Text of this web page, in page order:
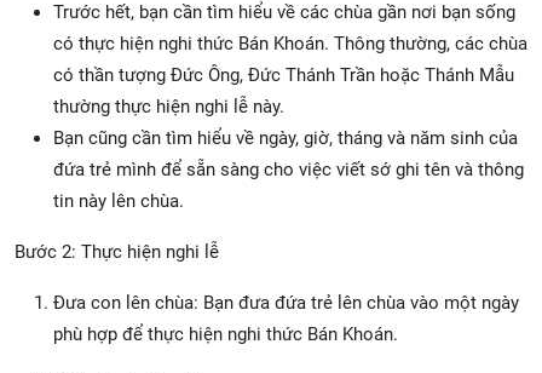
Trước hết, bạn cần tìm hiểu về các chùa gần nơi bạn sống
có thực hiện nghi thức Bán Khoán. Thông thường, các chùa
có thần tượng Đức Ông, Đức Thánh Trần hoặc Thánh Mẫu
thường thực hiện nghi lễ này.
Bạn cũng cần tìm hiểu về ngày, giờ, tháng và năm sinh của
đứa trẻ mình để sẵn sàng cho việc viết sớ ghi tên và thông
tin này lên chùa.
Bước 2: Thực hiện nghi lễ
Đưa con lên chùa: Bạn đưa đứa trẻ lên chùa vào một ngày
phù hợp để thực hiện nghi thức Bán Khoán.